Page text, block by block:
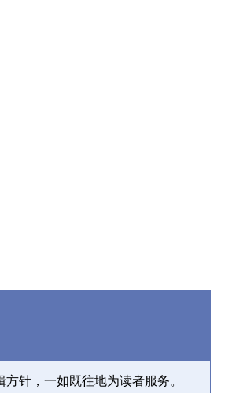
针，一如既往地为读者服务。